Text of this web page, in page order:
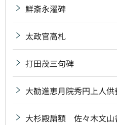
鮮斎永濯碑
太政官高札
打田茂三句碑
大勧進恵月院秀円上人
大杉殿扁額 佐々木文山